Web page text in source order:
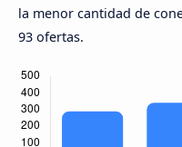
la menor cantidad de
93 ofertas.